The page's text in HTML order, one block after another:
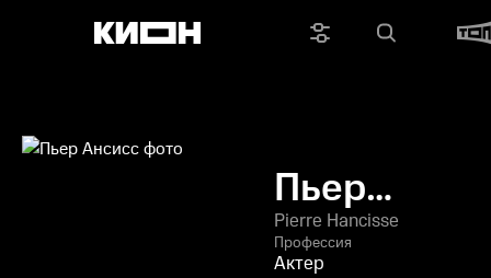
Пьер
Ансисс
Pierre Hancisse
Профессия
Актер